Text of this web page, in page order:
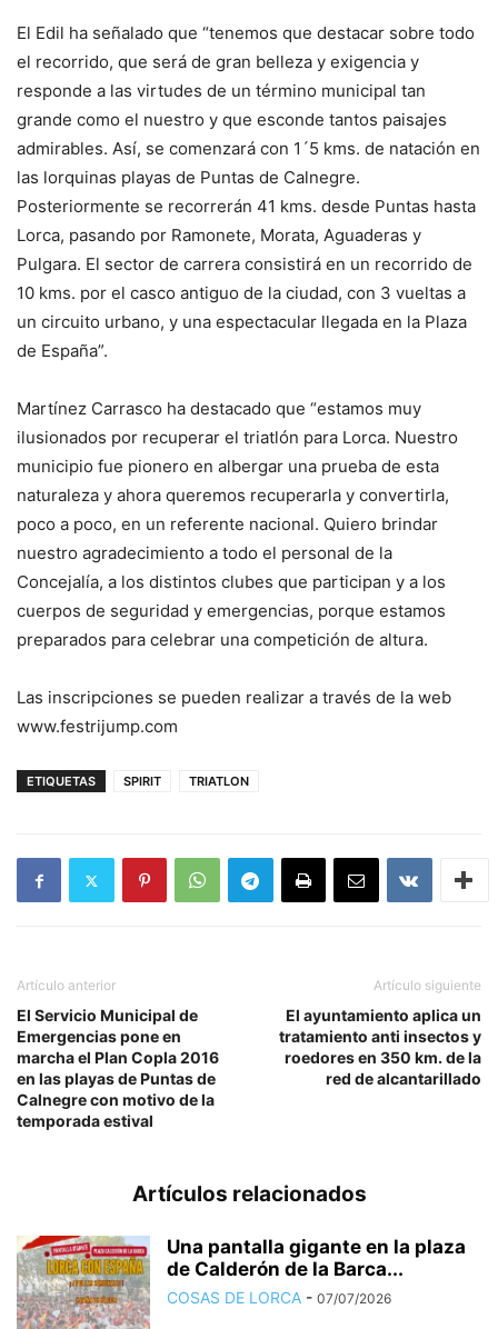
El Edil ha señalado que “tenemos que destacar sobre todo
el recorrido, que será de gran belleza y exigencia y
responde a las virtudes de un término municipal tan
grande como el nuestro y que esconde tantos paisajes
admirables. Así, se comenzará con 1´5 kms. de natación en
las lorquinas playas de Puntas de Calnegre.
Posteriormente se recorrerán 41 kms. desde Puntas hasta
Lorca, pasando por Ramonete, Morata, Aguaderas y
Pulgara. El sector de carrera consistirá en un recorrido de
10 kms. por el casco antiguo de la ciudad, con 3 vueltas a
un circuito urbano, y una espectacular llegada en la Plaza
de España”.
Martínez Carrasco ha destacado que “estamos muy
ilusionados por recuperar el triatlón para Lorca. Nuestro
municipio fue pionero en albergar una prueba de esta
naturaleza y ahora queremos recuperarla y convertirla,
poco a poco, en un referente nacional. Quiero brindar
nuestro agradecimiento a todo el personal de la
Concejalía, a los distintos clubes que participan y a los
cuerpos de seguridad y emergencias, porque estamos
preparados para celebrar una competición de altura.
Las inscripciones se pueden realizar a través de la web
www.festrijump.com
ETIQUETAS SPIRIT TRIATLON
Artículo anterior
El Servicio Municipal de
Emergencias pone en
marcha el Plan Copla 2016
en las playas de Puntas de
Calnegre con motivo de la
temporada estival
Artículo siguiente
El ayuntamiento aplica un
tratamiento anti insectos y
roedores en 350 km. de la
red de alcantarillado
Artículos relacionados
Una pantalla gigante en la plaza
de Calderón de la Barca...
COSAS DE LORCA - 07/07/2026